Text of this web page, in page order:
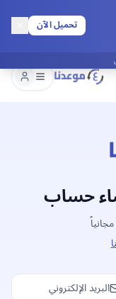
تحميل الآن
مواعيدي
حساب
البريد الإلكتروني